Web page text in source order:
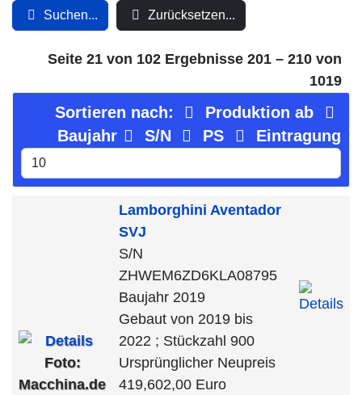
Suchen... Zurücksetzen...
Seite 21 von 102 Ergebnisse 201 – 210 von
1019
Sortieren nach:
Produktion ab
Baujahr
S/N PS Eintragung
Foto:
Macchina.de
Lamborghini Aventador
SVJ
S/N
ZHWEM6ZD6KLA08795
Baujahr 2019
Gebaut von 2019 bis
2022 ; Stückzahl 900
Ursprünglicher Neupreis
419,602,00 Euro